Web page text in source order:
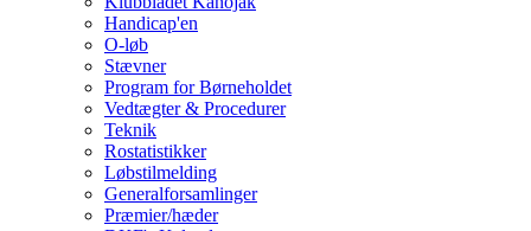
Handicap'en
O-løb
Stævner
Program for Børneholdet
Vedtægter & Procedurer
Teknik
Rostatistikker
Løbstilmelding
Generalforsamlinger
Præmier/hæder